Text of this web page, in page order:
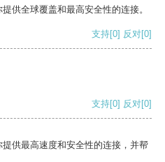
供全球覆盖和最高安全性的连接。
支持[0] 反对[0]
支持[0] 反对[0]
供最高速度和安全性的连接，并帮